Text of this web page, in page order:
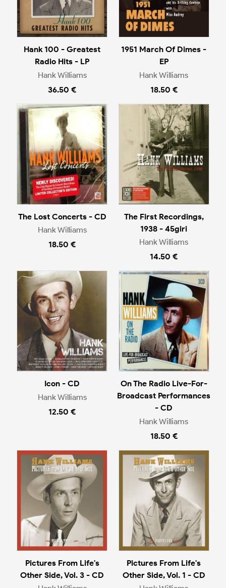
Hank 100 - Greatest
Radio Hits - LP
Hank Williams
36.50 €
1951 March Of Dimes -
EP
Hank Williams
18.50 €
The Lost Concerts - CD
Hank Williams
18.50 €
The First Recordings,
1938 - 45giri
Hank Williams
14.50 €
Icon - CD
Hank Williams
12.50 €
On The Radio Live-For-
Broadcast Performances
- CD
Hank Williams
18.50 €
Pictures From Life's
Other Side, Vol. 3 - CD
Pictures From Life's
Other Side, Vol. 1 - CD